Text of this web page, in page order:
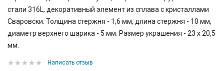
стали 316L, декоративный элемент из сплава с кристаллами
Сваровски. Толщина стержня - 1,6 мм, длина стержня - 10 мм,
диаметр верхнего шарика - 5 мм. Размер украшения - 23 х 20,5
мм.
Написать отзыв